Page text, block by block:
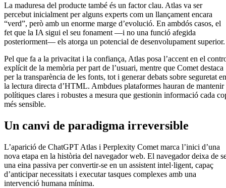
La maduresa del producte també és un factor clau. Atlas va ser
percebut inicialment per alguns experts com un llançament encara
“verd”, però amb un enorme marge d’evolució. En ambdós casos, el
fet que la IA sigui el seu fonament —i no una funció afegida
posteriorment— els atorga un potencial de desenvolupament superior.
Pel que fa a la privacitat i la confiança, Atlas posa l’accent en el
explícit de la memòria per part de l’usuari, mentre que Comet destaca
per la transparència de les fonts, tot i generar debats sobre seguretat en
la lectura directa d’HTML. Ambdues plataformes hauran de mantenir
polítiques clares i robustes a mesura que gestionin informació cada
més sensible.
Un canvi de paradigma irreversible
L’aparició de ChatGPT Atlas i Perplexity Comet marca l’inici d’una
nova etapa en la història del navegador web. El navegador deixa de
una eina passiva per convertir-se en un assistent intel·ligent, capaç
d’anticipar necessitats i executar tasques complexes amb una
intervenció humana mínima.